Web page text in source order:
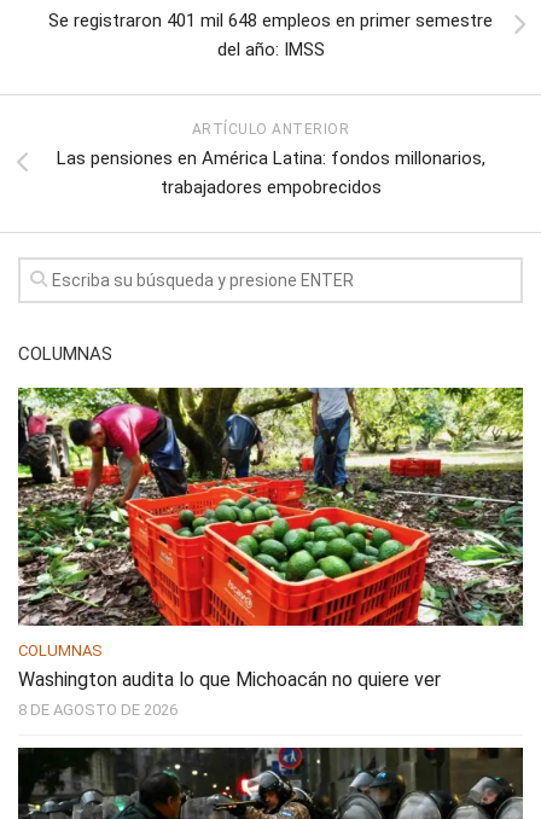
Se registraron 401 mil 648 empleos en primer semestre
del año: IMSS
ARTÍCULO ANTERIOR
Las pensiones en América Latina: fondos millonarios,
trabajadores empobrecidos
COLUMNAS
COLUMNAS
Washington audita lo que Michoacán no quiere ver
8 DE AGOSTO DE 2026